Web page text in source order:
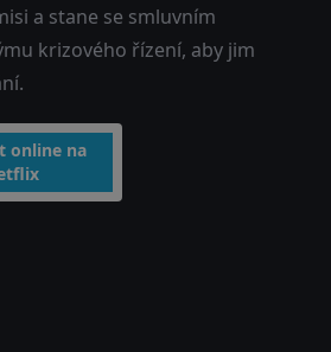
a stane se smluvním
krizového řízení, aby jim
online na